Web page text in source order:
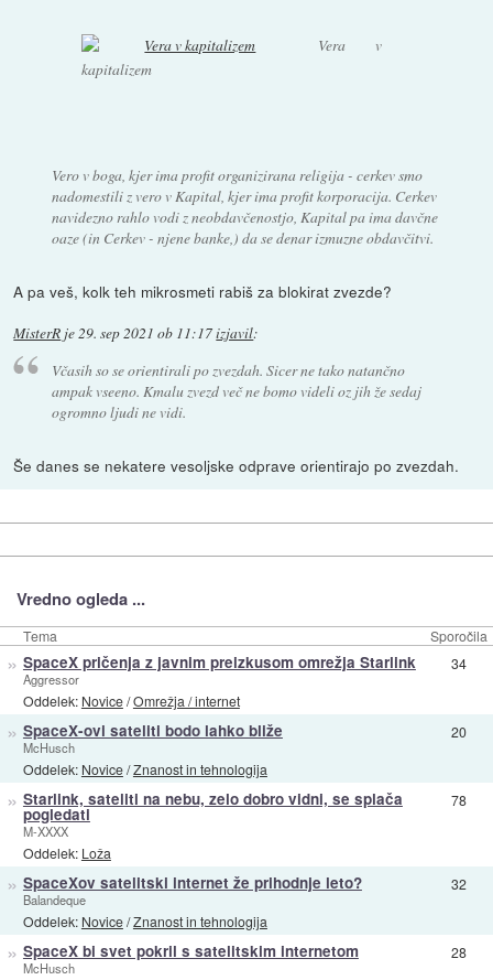
Vera v
kapitalizem
Vero v boga, kjer ima profit organizirana religija - cerkev smo
nadomestili z vero v Kapital, kjer ima profit korporacija. Cerkev
navidezno rahlo vodi z neobdavčenostjo, Kapital pa ima davčne
oaze (in Cerkev - njene banke,) da se denar izmuzne obdavčitvi.
A pa veš, kolk teh mikrosmeti rabiš za blokirat zvezde?
MisterR je29. sep 2021 ob 11:17izjavil:
Včasih so se orientirali po zvezdah. Sicer ne tako natančno
ampak vseeno. Kmalu zvezd več ne bomo videli oz jih že sedaj
ogromno ljudi ne vidi.
Še danes se nekatere vesoljske odprave orientirajo po zvezdah.
Vredno ogleda ...
Tema Sporočila
» SpaceX pričenja z javnim preizkusom omrežja Starlink
Aggressor
Oddelek: Novice/Omrežja / internet
34
» SpaceX-ovi sateliti bodo lahko bliže
McHusch
Oddelek: Novice/Znanost in tehnologija
20
» Starlink, sateliti na nebu, zelo dobro vidni, se splača
pogledati
M-XXXX
Oddelek: Loža
78
» SpaceXov satelitski internet že prihodnje leto?
Balandeque
Oddelek: Novice/Znanost in tehnologija
32
» SpaceX bi svet pokril s satelitskim internetom
McHusch
28